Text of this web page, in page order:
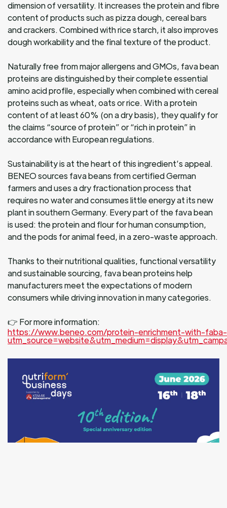
dimension of versatility. It increases the protein and fibre
content of products such as pizza dough, cereal bars
and crackers. Combined with rice starch, it also improves
dough workability and the final texture of the product.
Naturally free from major allergens and GMOs, fava bean
proteins are distinguished by their complete essential
amino acid profile, especially when combined with cereal
proteins such as wheat, oats or rice. With a protein
content of at least 60% (on a dry basis), they qualify for
the claims “source of protein” or “rich in protein” in
accordance with European regulations.
Sustainability is at the heart of this ingredient’s appeal.
BENEO sources fava beans from certified German
farmers and uses a dry fractionation process that
requires no water and consumes little energy at its new
plant in southern Germany. Every part of the fava bean
is used: the protein and flour for human consumption,
and the pods for animal feed, in a zero-waste approach.
Thanks to their nutritional qualities, functional versatility
and sustainable sourcing, fava bean proteins help
manufacturers meet the expectations of modern
consumers while driving innovation in many categories.
👉 For more information:
https://www.beneo.com/protein-enrichment-with-